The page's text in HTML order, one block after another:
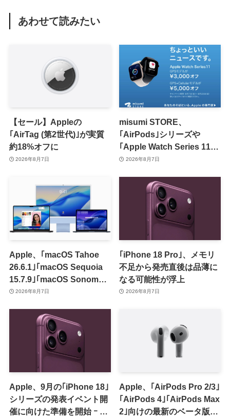
あわせて読みたい
【セール】Appleの
｢AirTag (第2世代)｣が実質
約18%オフに
2026年8月7日
misumi STORE、
｢AirPods｣シリーズや
｢Apple Watch Series 11｣
のセールを開催中
2026年8月7日
Apple、｢macOS Tahoe
26.6.1｣｢macOS Sequoia
15.7.9｣｢macOS Sonoma
14.8.9｣をリリース ｰ 画面共
2026年8月7日
｢iPhone 18 Pro｣、メモリ
不足から発売直後は品薄に
なる可能性が浮上
2026年8月7日
Apple、9月の｢iPhone 18｣
シリーズの発表イベント開
催に向けた準備を開始 ｰ 9
Apple、｢AirPods Pro 2/3｣
｢AirPods 4｣｢AirPods Max
2｣向けの最新のベータ版フ